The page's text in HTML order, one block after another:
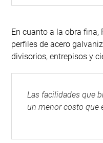
En cuanto a la obra fina,
perfiles de acero
divisorios, entrepisos y
Las facilidades que
un menor costo que